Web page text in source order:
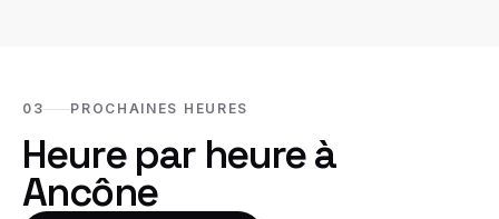
03 PROCHAINES HEURES
Heure par heure à
Ancône